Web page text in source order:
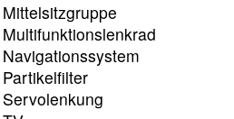
Mittelsitzgruppe
Multifunktionslenkrad
Navigationssystem
Partikelfilter
Servolenkung